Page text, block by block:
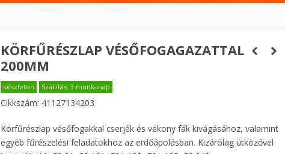
KÖRFŰRÉSZLAP VÉSŐFOGAGAZATTAL
200MM
készleten Szállítás: 3 munkanap
Cikkszám: 41127134203
Körfűrészlap vésőfogakkal cserjék és vékony fák kivágásához, valamint
egyéb fűrészelési feladatokhoz az erdőápolásban. Kizárólag ütközővel